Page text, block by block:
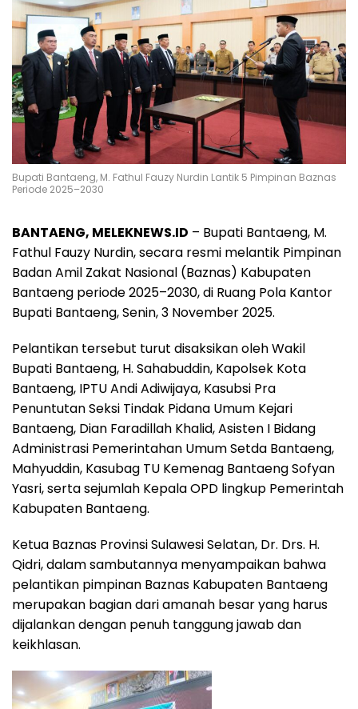
Bupati Bantaeng, M. Fathul Fauzy Nurdin Lantik 5 Pimpinan Baznas
Periode 2025–2030
BANTAENG, MELEKNEWS.ID – Bupati Bantaeng, M.
Fathul Fauzy Nurdin, secara resmi melantik Pimpinan
Badan Amil Zakat Nasional (Baznas) Kabupaten
Bantaeng periode 2025–2030, di Ruang Pola Kantor
Bupati Bantaeng, Senin, 3 November 2025.
Pelantikan tersebut turut disaksikan oleh Wakil
Bupati Bantaeng, H. Sahabuddin, Kapolsek Kota
Bantaeng, IPTU Andi Adiwijaya, Kasubsi Pra
Penuntutan Seksi Tindak Pidana Umum Kejari
Bantaeng, Dian Faradillah Khalid, Asisten I Bidang
Administrasi Pemerintahan Umum Setda Bantaeng,
Mahyuddin, Kasubag TU Kemenag Bantaeng Sofyan
Yasri, serta sejumlah Kepala OPD lingkup Pemerintah
Kabupaten Bantaeng.
Ketua Baznas Provinsi Sulawesi Selatan, Dr. Drs. H.
Qidri, dalam sambutannya menyampaikan bahwa
pelantikan pimpinan Baznas Kabupaten Bantaeng
merupakan bagian dari amanah besar yang harus
dijalankan dengan penuh tanggung jawab dan
keikhlasan.